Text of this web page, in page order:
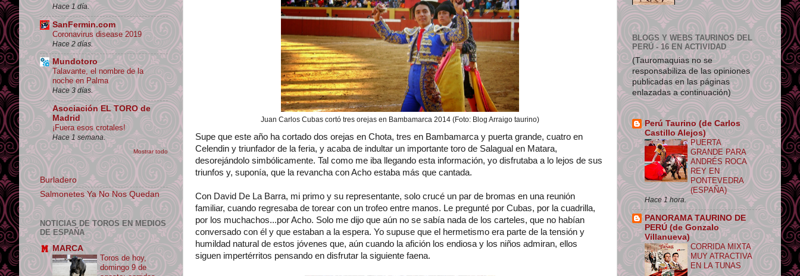
Juan Carlos Cubas cortó tres orejas en Bambamarca 2014 (Foto: Blog Arraigo taurino)
Supe que este año ha cortado dos orejas en Chota, tres en Bambamarca y puerta grande, cuatro en
Celendin y triunfador de la feria, y acaba de indultar un importante toro de Salagual en Matara,
desorejándolo simbólicamente. Tal como me iba llegando esta información, yo disfrutaba a lo lejos de sus
triunfos y, suponía, que la revancha con Acho estaba más que cantada.
Con David De La Barra, mi primo y su representante, solo crucé un par de bromas en una reunión
familiar, cuando regresaba de torear con un trofeo entre manos. Le pregunté por Cubas, por la cuadrilla,
por los muchachos...por Acho. Solo me dijo que aún no se sabía nada de los carteles, que no habían
conversado con él y que estaban a la espera. Yo supuse que el hermetismo era parte de la tensión y
humildad natural de estos jóvenes que, aún cuando la afición los endiosa y los niños admiran, ellos
siguen impertérritos pensando en disfrutar la siguiente faena.
Hace 1 día.
SanFermin.com
Coronavirus disease 2019
Hace 2 días.
Mundotoro
Talavante, el nombre de la
noche en Palma
Hace 3 días.
Asociación EL TORO de
Madrid
¡Fuera esos crotales!
Hace 1 semana.
Mostrar todo
Burladero
Salmonetes Ya No Nos Quedan
NOTICIAS DE TOROS EN MEDIOS
DE ESPAÑA
MARCA
Toros de hoy,
domingo 9 de
BLOGS Y WEBS TAURINOS DEL
PERÚ - 16 EN ACTIVIDAD
(Tauromaquias no se
responsabiliza de las opiniones
publicadas en las páginas
enlazadas a continuación)
Perú Taurino (de Carlos
Castillo Alejos)
PUERTA
GRANDE PARA
ANDRÉS ROCA
REY EN
PONTEVEDRA
(ESPAÑA)
Hace 1 hora.
PANORAMA TAURINO DE
PERÚ (de Gonzalo
Villanueva)
CORRIDA MIXTA
MUY ATRACTIVA
EN LA TUNAS